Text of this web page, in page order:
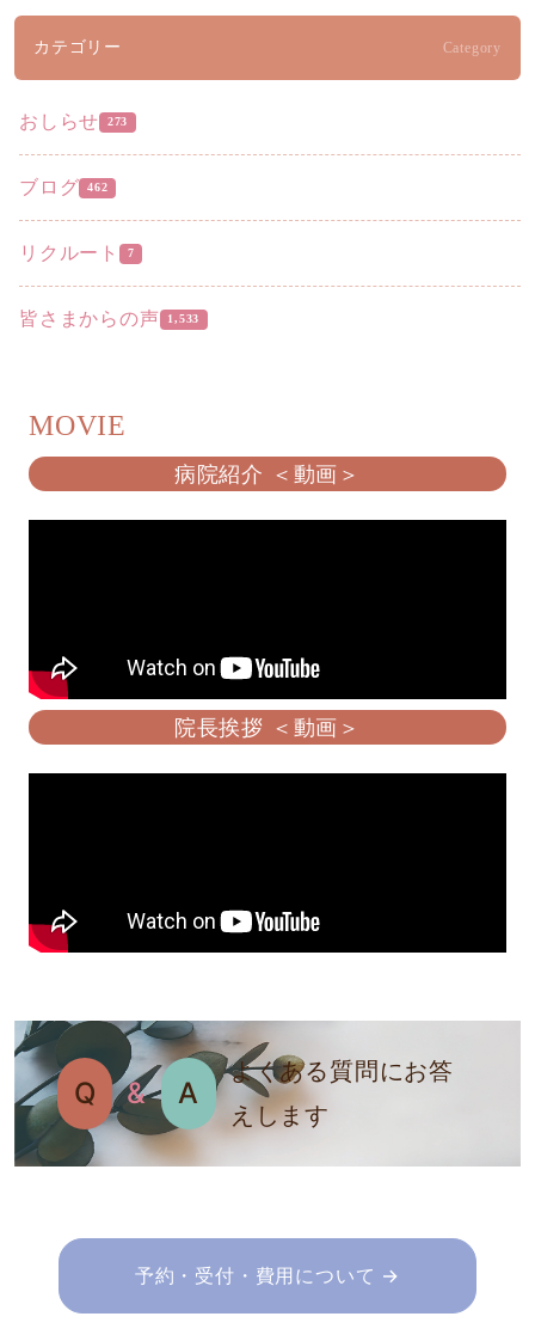
カテゴリー Category
おしらせ 273
ブログ 462
リクルート 7
皆さまからの声 1,533
MOVIE
病院紹介 ＜動画＞
院長挨拶 ＜動画＞
Q & A
よくある質問にお答
えします
予約・受付・費用について →